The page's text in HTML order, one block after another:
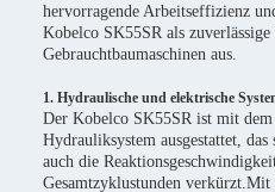
hervorragende Arbeitseffizienz
Kobelco SK55SR als
Gebrauchtbaumaschinen aus.
1. Hydraulische und elektrische
Der Kobelco SK55SR ist mit
Hydrauliksystem ausgestattet,
auch die
Gesamtzyklustunden